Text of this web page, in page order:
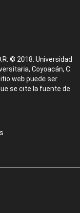
© 2018. Universidad
Coyoacán, C.
web puede ser
se cite la fuente de